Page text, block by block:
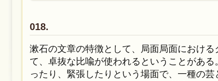
018.
漱石の文章の特徴として、局面局面におけ
て、卓抜な比喩が使われるということがあ
ったり、緊張したりという場面で、一種の